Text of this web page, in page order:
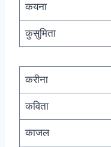
कयना
कुसुमिता
करीना
कविता
काजल